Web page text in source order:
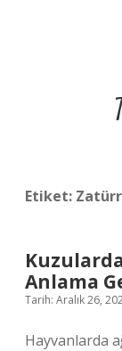
Etiket:
Anlama
Tarih: Aralık 26,
Hayvanlarda